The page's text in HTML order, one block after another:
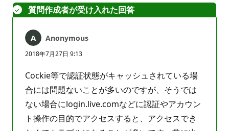
は
あ
ま
ん
質問作成者が受け入れた回答
Anonymous
2018年7月27日 9:13
Cockie等で認証状態がキャッシュされている場
合には問題ないことが多いのですが、そうでは
ない場合にlogin.live.comなどに認証やアカウン
ト操作の目的でアクセスすると、アクセスでき